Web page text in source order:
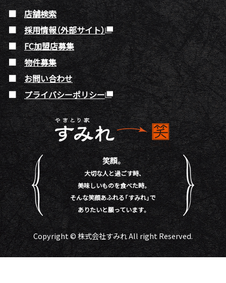
店舗検索
採用情報（外部サイト）
FC加盟店募集
物件募集
お問い合わせ
プライバシーポリシー
笑顔。
大切な人と過ごす時、
美味しいものを食べた時。
そんな笑顔あふれる「すみれ」で
ありたいと願っています。
Copyright © 株式会社すみれ All right Reserved.